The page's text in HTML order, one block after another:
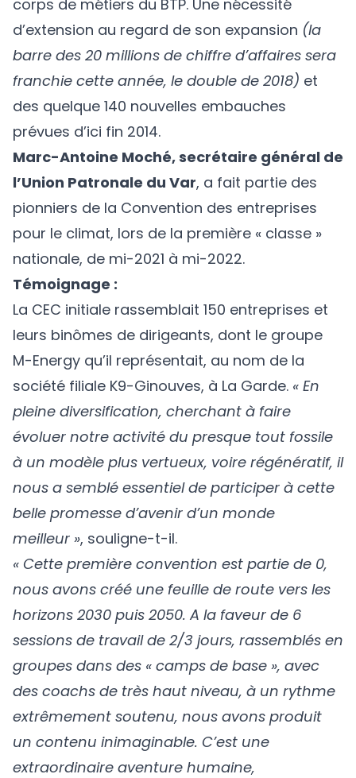
corps de métiers du BTP. Une nécessité
d’extension au regard de son expansion (la
barre des 20 millions de chiffre d’affaires sera
franchie cette année, le double de 2018) et
des quelque 140 nouvelles embauches
prévues d’ici fin 2014.
Marc-Antoine Moché, secrétaire général de
l’Union Patronale du Var, a fait partie des
pionniers de la Convention des entreprises
pour le climat, lors de la première « classe »
nationale, de mi-2021 à mi-2022.
Témoignage :
La CEC initiale rassemblait 150 entreprises et
leurs binômes de dirigeants, dont le groupe
M-Energy qu’il représentait, au nom de la
société filiale K9-Ginouves, à La Garde. « En
pleine diversification, cherchant à faire
évoluer notre activité du presque tout fossile
à un modèle plus vertueux, voire régénératif, il
nous a semblé essentiel de participer à cette
belle promesse d’avenir d’un monde
meilleur », souligne-t-il.
« Cette première convention est partie de 0,
nous avons créé une feuille de route vers les
horizons 2030 puis 2050. A la faveur de 6
sessions de travail de 2/3 jours, rassemblés en
groupes dans des « camps de base », avec
des coachs de très haut niveau, à un rythme
extrêmement soutenu, nous avons produit
un contenu inimaginable. C’est une
extraordinaire aventure humaine,